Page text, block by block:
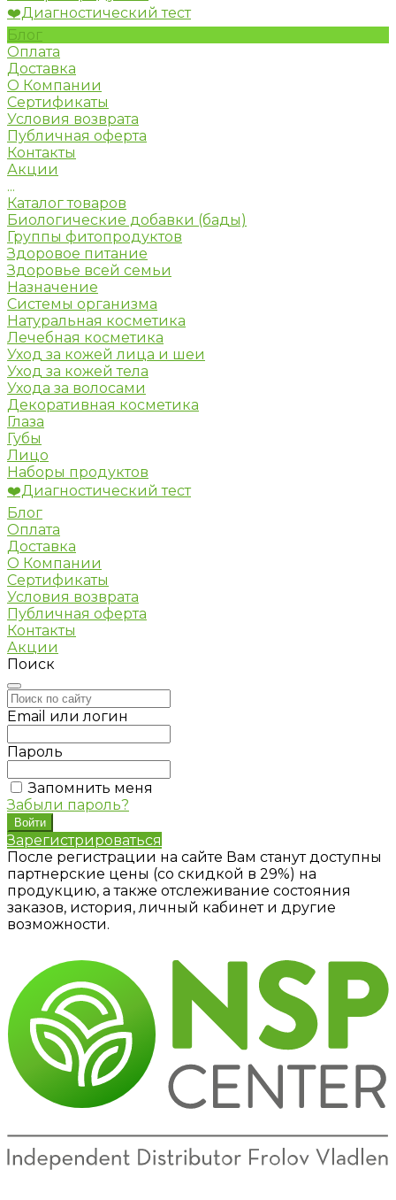
❤️Диагностический тест
Блог
Оплата
Доставка
О Компании
Сертификаты
Условия возврата
Публичная оферта
Контакты
Акции
...
Каталог товаров
Биологические добавки (бады)
Группы фитопродуктов
Здоровое питание
Здоровье всей семьи
Назначение
Системы организма
Натуральная косметика
Лечебная косметика
Уход за кожей лица и шеи
Уход за кожей тела
Ухода за волосами
Декоративная косметика
Глаза
Губы
Лицо
Наборы продуктов
❤️Диагностический тест
Блог
Оплата
Доставка
О Компании
Сертификаты
Условия возврата
Публичная оферта
Контакты
Акции
Поиск
Email или логин
Пароль
Запомнить меня
Забыли пароль?
Зарегистрироваться
После регистрации на сайте Вам станут доступны
партнерские цены (со скидкой в 29%) на
продукцию, а также отслеживание состояния
заказов, история, личный кабинет и другие
возможности.